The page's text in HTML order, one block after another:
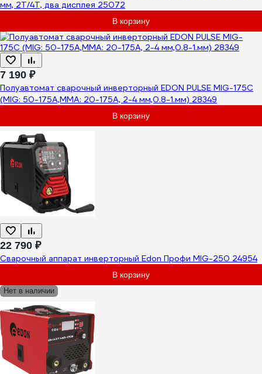
мм, 2T/4T, два дисплея 25072
В корзину
7 190 ₽
Полуавтомат сварочный инверторный EDON PULSE MIG-175C
(MIG: 50-175А,MMA: 20-175А, 2-4 мм,0.8-1.мм) 28349
В корзину
22 790 ₽
Сварочный аппарат инверторный Edon Профи MIG-250 24954
В корзину
Нет в наличии